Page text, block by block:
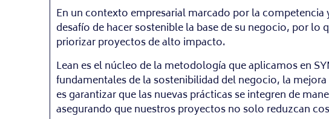
En un contexto empresarial marcado por la
desafío de hacer sostenible la base de su negocio, por
priorizar proyectos de alto impacto.
Lean es el núcleo de la metodología que aplicamos en
fundamentales de la sostenibilidad del negocio, la
es garantizar que las nuevas prácticas se integren de
asegurando que nuestros proyectos no solo reduzcan